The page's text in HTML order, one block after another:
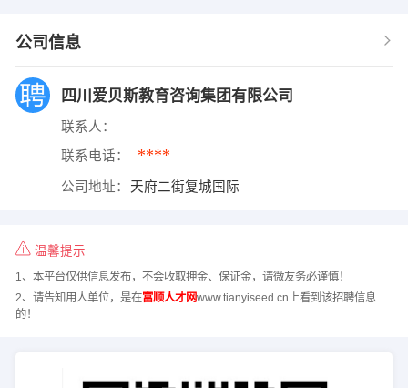
公司信息
四川爱贝斯教育咨询集团有限公司
联系人：
联系电话： ****
公司地址： 天府二街复城国际
温馨提示
1、本平台仅供信息发布，不会收取押金、保证金，请微友务必谨慎！
2、请告知用人单位，是在富顺人才网www.tianyiseed.cn上看到该招聘信息
的！